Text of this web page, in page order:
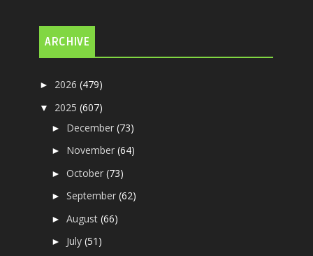
ARCHIVE
► 2026(479)
▼ 2025(607)
► December(73)
► November(64)
►October(73)
►September(62)
►August(66)
► July(51)